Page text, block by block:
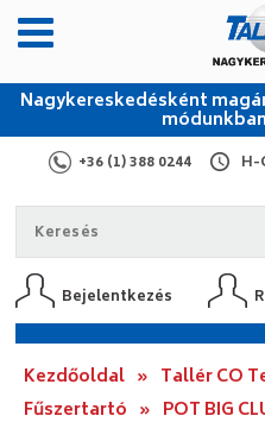
Nagykereskedésként
+36 (1) 388 0244 H-
Bejelentkezés
Kezdőoldal » Tallér CO
Fűszertartó » POT BIG